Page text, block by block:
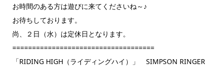
お時間のある方は遊びに来てくださいね～♪
お待ちしております。
尚、２日（水）は定休日となります。
====================================
「RIDING HIGH（ライディングハイ）」 SIMPSON RINGER